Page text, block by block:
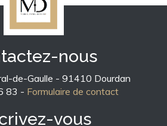
nous
de-Gaulle - 91410 Dourdan
83 - Formulaire de contact
vous